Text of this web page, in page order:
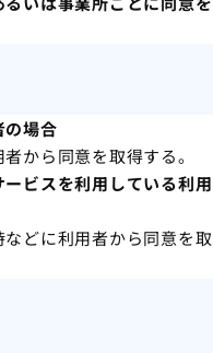
の場合
から同意を取得する。
ビスを利用している利用
どに利用者から同意を取